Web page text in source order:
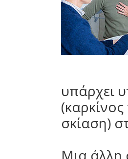
υπάρχει
σκίαση)
Μια άλλη